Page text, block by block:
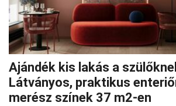
Ajándék kis lakás a
Látványos, praktikus
merész színek 37 m2-en